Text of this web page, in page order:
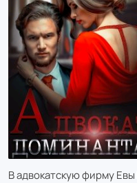
В адвокатскую фирму